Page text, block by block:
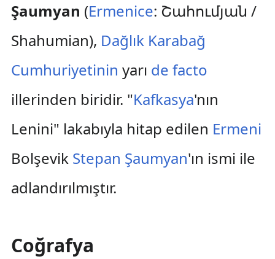
Şaumyan (Ermenice: Շահումյան /
Shahumian), Dağlık Karabağ
Cumhuriyetinin yarı de facto
illerinden biridir. "Kafkasya'nın
Lenini" lakabıyla hitap edilen Ermeni
Bolşevik Stepan Şaumyan'ın ismi ile
adlandırılmıştır.
Coğrafya